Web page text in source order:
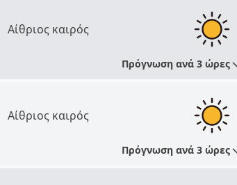
Αίθριος καιρός
Πρόγνωση ανά 3 ώρες
Αίθριος καιρός
Πρόγνωση ανά 3 ώρες